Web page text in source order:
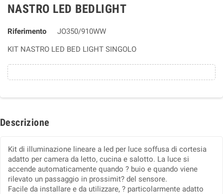
NASTRO LED BEDLIGHT
Riferimento
JO350/910WW
KIT NASTRO LED BED LIGHT SINGOLO
Descrizione
Kit di illuminazione lineare a led per luce soffusa di cortesia
adatto per camera da letto, cucina e salotto. La luce si
accende automaticamente quando ? buio e quando viene
rilevato un passaggio in prossimit? del sensore.
Facile da installare e da utilizzare, ? particolarmente adatto